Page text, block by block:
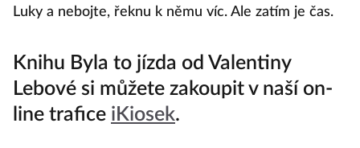
Luky a nebojte, řeknu k němu víc. Ale zatím je čas.
Knihu Byla to jízda od Valentiny
Lebové si můžete zakoupit v naší on-
line trafice iKiosek.